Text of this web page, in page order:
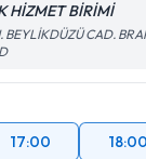
HİZMET BİRİMİ
BEYLİKDÜZÜ CAD.
17:00 18:00